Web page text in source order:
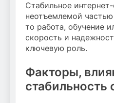
Стабильное
неотъемлемой
то работа, обучение
скорость и
ключевую роль.
Факторы,
стабильность